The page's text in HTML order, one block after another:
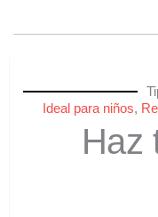
Ideal para niños,
Haz